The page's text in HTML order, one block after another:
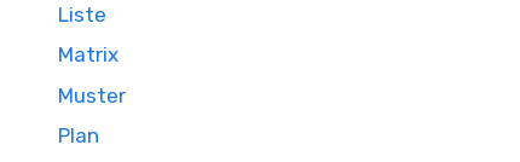
Liste
Matrix
Muster
Plan